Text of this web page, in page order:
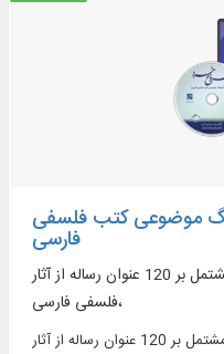
موضوعی کتب فلسفی
فارسی
متن 135 عنوان کتاب در 188 جلد، مشتمل بر 120 عنوان رساله از آثار
فلسفی فارسی،
متن 135 عنوان کتاب در 188 جلد، مشتمل بر 120 عنوان رساله از آثار